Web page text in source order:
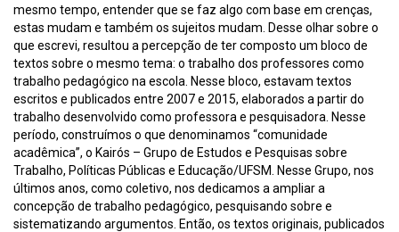
mesmo tempo, entender que se faz algo com base em crenças,
estas mudam e também os sujeitos mudam. Desse olhar sobre o
que escrevi, resultou a percepção de ter composto um bloco de
textos sobre o mesmo tema: o trabalho dos professores como
trabalho pedagógico na escola. Nesse bloco, estavam textos
escritos e publicados entre 2007 e 2015, elaborados a partir do
trabalho desenvolvido como professora e pesquisadora. Nesse
período, construímos o que denominamos “comunidade
acadêmica”, o Kairós – Grupo de Estudos e Pesquisas sobre
Trabalho, Políticas Públicas e Educação/UFSM. Nesse Grupo, nos
últimos anos, como coletivo, nos dedicamos a ampliar a
concepção de trabalho pedagógico, pesquisando sobre e
sistematizando argumentos. Então, os textos originais, publicados